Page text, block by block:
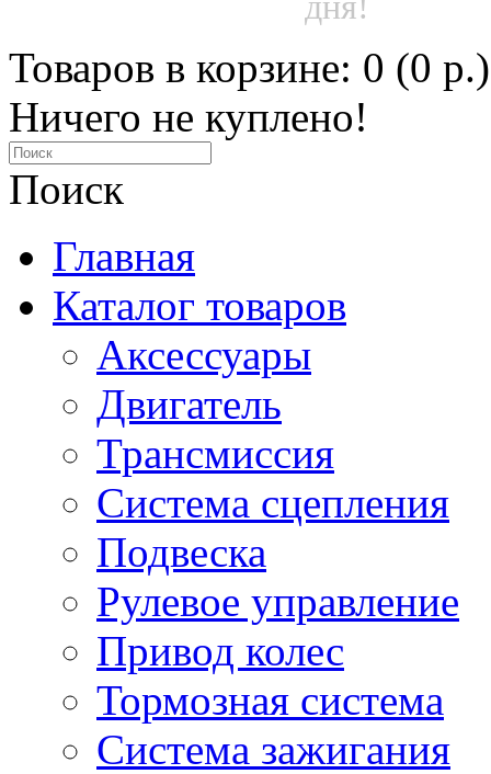
Товаров в корзине: 0 (0 р.)
Ничего не куплено!
Поиск
Главная
Каталог товаров
Аксессуары
Двигатель
Трансмиссия
Система сцепления
Подвеска
Рулевое управление
Привод колес
Тормозная система
Система зажигания